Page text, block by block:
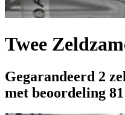
Twee
Gegarandeerd 2
met beoordeling